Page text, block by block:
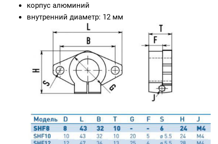
корпус алюминий
внутренний диаметр: 12 мм